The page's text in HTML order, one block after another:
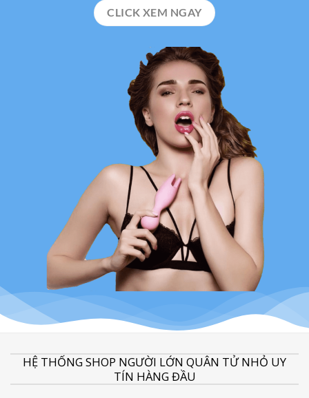
CLICK XEM NGAY
HỆ THỐNG SHOP NGƯỜI LỚN QUÂN TỬ NHỎ UY
TÍN HÀNG ĐẦU